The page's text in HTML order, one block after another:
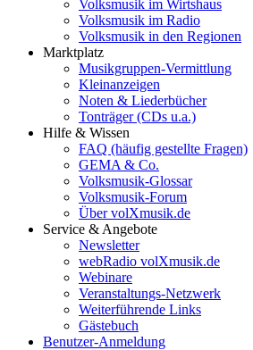
Volksmusik im Wirtshaus
Volksmusik im Radio
Volksmusik in den Regionen
Marktplatz
Musikgruppen-Vermittlung
Kleinanzeigen
Noten & Liederbücher
Tonträger (CDs u.a.)
Hilfe & Wissen
FAQ (häufig gestellte Fragen)
GEMA & Co.
Volksmusik-Glossar
Volksmusik-Forum
Über volXmusik.de
Service & Angebote
Newsletter
webRadio volXmusik.de
Webinare
Veranstaltungs-Netzwerk
Weiterführende Links
Gästebuch
Benutzer-Anmeldung